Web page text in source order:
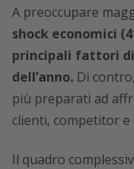
A preoccupare
shock economici
principali fattori di
dell’anno. Di
più preparati ad
clienti, competitor
Il quadro